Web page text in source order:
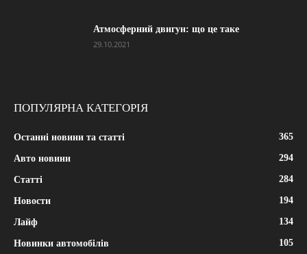
Атмосферний двигун: що це таке
29.10.2021
ПОПУЛЯРНА КАТЕГОРІЯ
Останні новини та статті 365
Авто новини 294
Статті 284
Новости 194
Лайф 134
Новинки автомобілів 105